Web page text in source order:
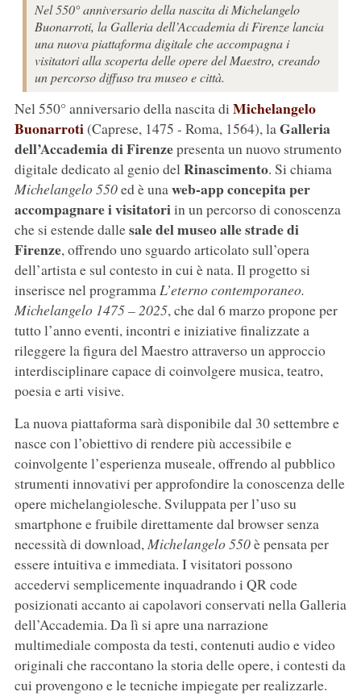
Nel 550° anniversario della nascita di Michelangelo
Buonarroti, la Galleria dell’Accademia di Firenze lancia
una nuova piattaforma digitale che accompagna i
visitatori alla scoperta delle opere del Maestro, creando
un percorso diffuso tra museo e città.
Nel 550° anniversario della nascita di Michelangelo
Buonarroti(Caprese, 1475 - Roma, 1564), laGalleria
dell’Accademia di Firenzepresenta un nuovo strumento
digitale dedicato al genio delRinascimento. Si chiama
Michelangelo 550ed è unaweb-app concepita per
accompagnare i visitatoriin un percorso di conoscenza
che si estende dallesale del museo alle strade di
Firenze, offrendo uno sguardo articolato sull’opera
dell’artista e sul contesto in cui è nata. Il progetto si
inserisce nel programmaL’eterno contemporaneo.
Michelangelo 1475 – 2025, che dal 6 marzo propone per
tutto l’anno eventi, incontri e iniziative finalizzate a
rileggere la figura del Maestro attraverso un approccio
interdisciplinare capace di coinvolgere musica, teatro,
poesia e arti visive.
La nuova piattaforma sarà disponibile dal 30 settembre e
nasce con l’obiettivo di rendere più accessibile e
coinvolgente l’esperienza museale, offrendo al pubblico
strumenti innovativi per approfondire la conoscenza delle
opere michelangiolesche. Sviluppata per l’uso su
smartphone e fruibile direttamente dal browser senza
necessità di download,Michelangelo 550è pensata per
essere intuitiva e immediata. I visitatori possono
accedervi semplicemente inquadrando i QR code
posizionati accanto ai capolavori conservati nella Galleria
dell’Accademia. Da lì si apre una narrazione
multimediale composta da testi, contenuti audio e video
originali che raccontano la storia delle opere, i contesti da
cui provengono e le tecniche impiegate per realizzarle.